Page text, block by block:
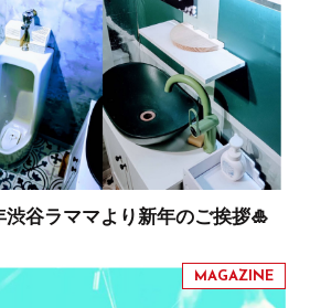
谷ラママより新年のご挨拶🎍